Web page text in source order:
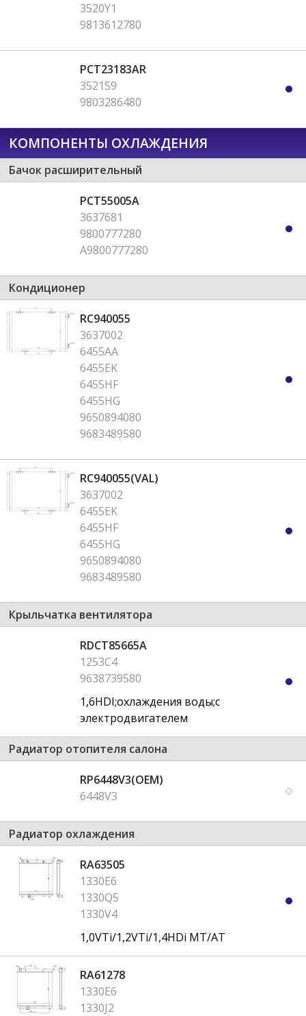
3520Y1
9813612780
PCT23183AR
3521S9
9803286480
КОМПОНЕНТЫ ОХЛАЖДЕНИЯ
Бачок расширительный
PCT55005A
3637681
9800777280
A9800777280
Кондиционер
RC940055
3637002
6455AA
6455EK
6455HF
6455HG
9650894080
9683489580
RC940055(VAL)
3637002
6455EK
6455HF
6455HG
9650894080
9683489580
Крыльчатка вентилятора
RDCT85665A
1253C4
9638739580
1,6HDI;охлаждения воды;с
электродвигателем
Радиатор отопителя салона
RP6448V3(OEM)
6448V3
Радиатор охлаждения
RA63505
1330E6
1330Q5
1330V4
1,0VTi/1,2VTi/1,4HDi MT/AT
RA61278
1330E6
1330J2